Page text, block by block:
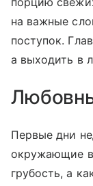
на важные
поступок.
а выходить в
Первые дни
окружающие
грубость, а